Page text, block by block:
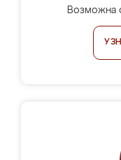
Возможна